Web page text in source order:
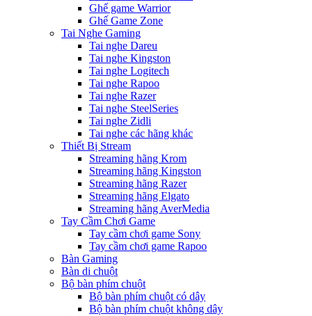
Ghế game Warrior
Ghế Game Zone
Tai Nghe Gaming
Tai nghe Dareu
Tai nghe Kingston
Tai nghe Logitech
Tai nghe Rapoo
Tai nghe Razer
Tai nghe SteelSeries
Tai nghe Zidli
Tai nghe các hãng khác
Thiết Bị Stream
Streaming hãng Krom
Streaming hãng Kingston
Streaming hãng Razer
Streaming hãng Elgato
Streaming hãng AverMedia
Tay Cầm Chơi Game
Tay cầm chơi game Sony
Tay cầm chơi game Rapoo
Bàn Gaming
Bàn di chuột
Bộ bàn phím chuột
Bộ bàn phím chuột có dây
Bộ bàn phím chuột không dây